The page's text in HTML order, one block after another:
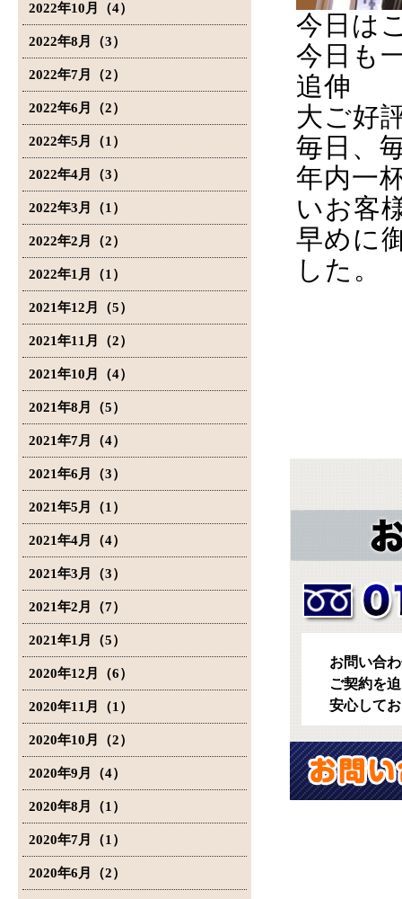
2022年10月（4）
2022年8月（3）
2022年7月（2）
2022年6月（2）
2022年5月（1）
2022年4月（3）
2022年3月（1）
2022年2月（2）
2022年1月（1）
2021年12月（5）
2021年11月（2）
2021年10月（4）
2021年8月（5）
2021年7月（4）
2021年6月（3）
2021年5月（1）
2021年4月（4）
2021年3月（3）
2021年2月（7）
2021年1月（5）
2020年12月（6）
2020年11月（1）
2020年10月（2）
2020年9月（4）
2020年8月（1）
2020年7月（1）
2020年6月（2）
今日は
今日も
追伸
大ご好
毎日、
年内一
いお客
早めに
した。
お問い合
ご契約を
安心して